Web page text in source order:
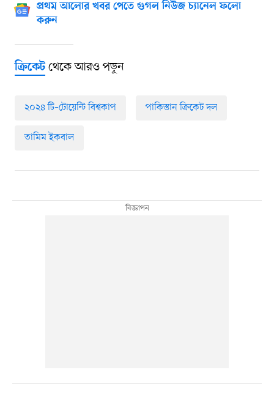
প্রথম আলোর খবর পেতে গুগল নিউজ চ্যানেল ফলো
করুন
ক্রিকেটথেকে আরও পড়ুন
২০২৪ টি–টোয়েন্টি বিশ্বকাপ পাকিস্তান ক্রিকেট দল
তামিম ইকবাল